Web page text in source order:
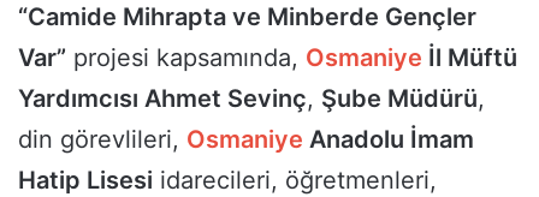
“Camide Mihrapta ve Minberde Gençler
Var” projesi kapsamında, Osmaniye İl Müftü
Yardımcısı Ahmet Sevinç, Şube Müdürü,
din görevlileri, Osmaniye Anadolu İmam
Hatip Lisesi idarecileri, öğretmenleri,